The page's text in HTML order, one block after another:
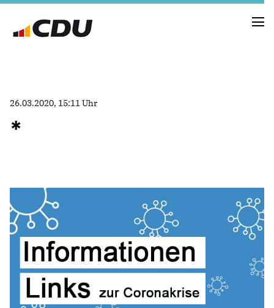
SACHKUNDIGE BÜRGER
AUSSCHÜSSE & DRITTORGANISATIONEN
ANTRÄGE
VORSTAND
ABGEORDNETE
26.03.2020, 15:11 Uhr
*